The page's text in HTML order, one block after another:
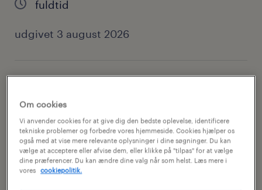
fuldtid
udgivet 3 august 2026
it
kontakt
kasper kjærgaard
Om cookies
Vi anvender cookies for at give dig den bedste oplevelse, identificere
tekniske problemer og forbedre vores hjemmeside. Cookies hjælper os
også med at vise mere relevante oplysninger i dine søgninger. Du kan
vælge at acceptere eller afvise dem, eller klikke på "tilpas" for at vælge
dine præferencer. Du kan ændre dine valg når som helst. Læs mere i
vores
cookiepolitik.